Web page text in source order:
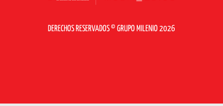
DERECHOS RESERVADOS © GRUPO MILENIO 2026